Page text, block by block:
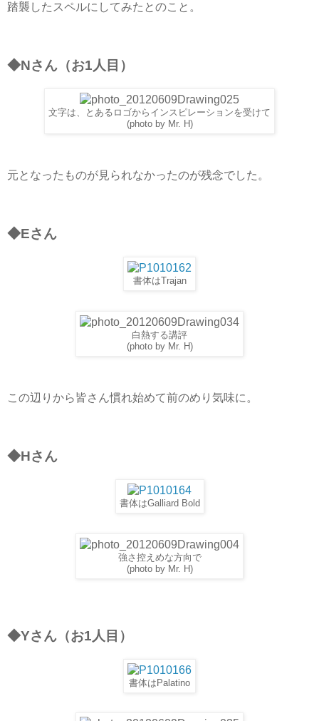
踏襲したスペルにしてみたとのこと。
◆Nさん（お1人目）
文字は、とあるロゴからインスピレーションを受けて
(photo by Mr. H)
元となったものが見られなかったのが残念でした。
◆Eさん
書体はTrajan
白熱する講評
(photo by Mr. H)
この辺りから皆さん慣れ始めて前のめり気味に。
◆Hさん
書体はGalliard Bold
強さ控えめな方向で
(photo by Mr. H)
◆Yさん（お1人目）
書体はPalatino